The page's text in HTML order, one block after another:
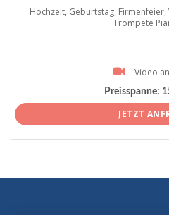
Hochzeit, Geburtstag,
Trompete
Video
Preisspanne:
JETZT